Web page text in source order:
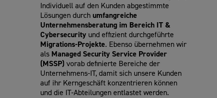
Individuell auf den Kunden abgestimmte
Lösungen durch umfangreiche
Unternehmensberatung im Bereich IT &
Cybersecurity und effizient durchgeführte
Migrations-Projekte. Ebenso übernehmen wir
als Managed Security Service Provider
(MSSP)vorab definierte Bereiche der
Unternehmens-IT, damit sich unsere Kunden
auf ihr Kerngeschäft konzentrieren können
und die IT-Abteilungen entlastet werden.